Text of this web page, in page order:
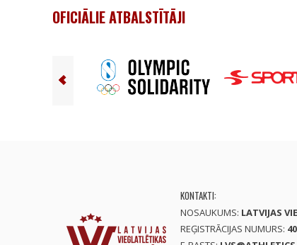
OFICIĀLIE ATBALSTĪTĀJI
KONTAKTI:
NOSAUKUMS: LATVIJAS
REĢISTRĀCIJAS NUMURS: